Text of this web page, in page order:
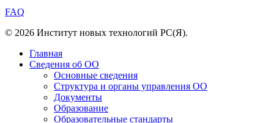
FAQ
© 2026 Институт новых технологий РС(Я).
Главная
Сведения об ОО
Основные сведения
Структура и органы управления ОО
Документы
Образование
Образовательные стандарты